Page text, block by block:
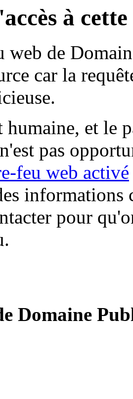
à
web de
car la
humaine, et le
pas
feu web activé
informations
pour
Domaine